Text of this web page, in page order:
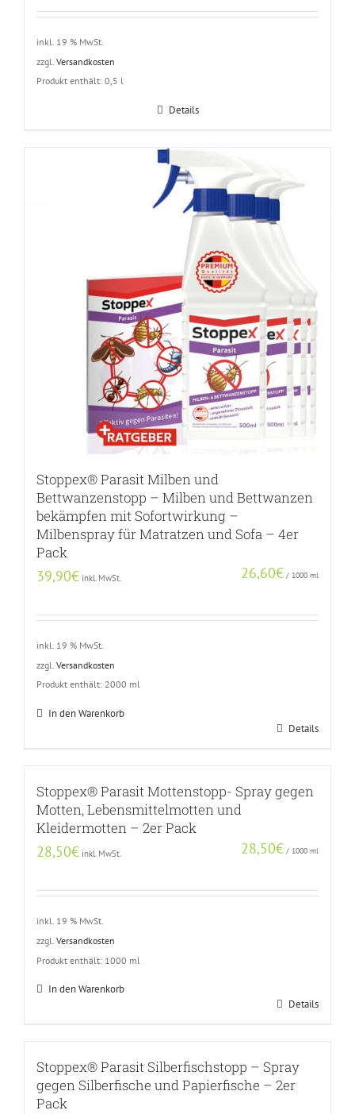
inkl. 19 % MwSt.
zzgl. Versandkosten
Produkt enthält: 0,5 l
Details
Stoppex® Parasit Milben und
Bettwanzenstopp – Milben und Bettwanzen
bekämpfen mit Sofortwirkung –
Milbenspray für Matratzen und Sofa – 4er
Pack
39,90€ inkl. MwSt. 26,60€ / 1000 ml
inkl. 19 % MwSt.
zzgl. Versandkosten
Produkt enthält: 2000 ml
In den Warenkorb
Details
Stoppex® Parasit Mottenstopp- Spray gegen
Motten, Lebensmittelmotten und
Kleidermotten – 2er Pack
28,50€ inkl. MwSt. 28,50€ / 1000 ml
inkl. 19 % MwSt.
zzgl. Versandkosten
Produkt enthält: 1000 ml
In den Warenkorb
Details
Stoppex® Parasit Silberfischstopp – Spray
gegen Silberfische und Papierfische – 2er
Pack